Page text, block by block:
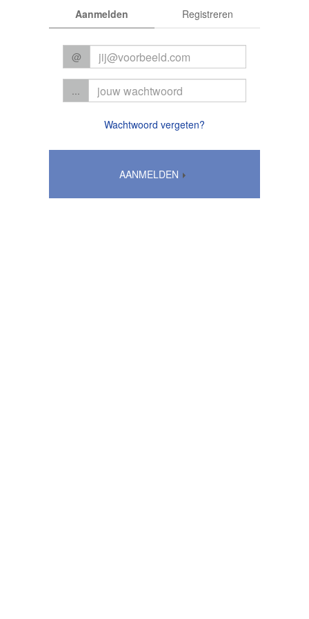
Aanmelden Registreren
@
...
Wachtwoord vergeten?
AANMELDEN
Algemene voorwaarden|Privacy